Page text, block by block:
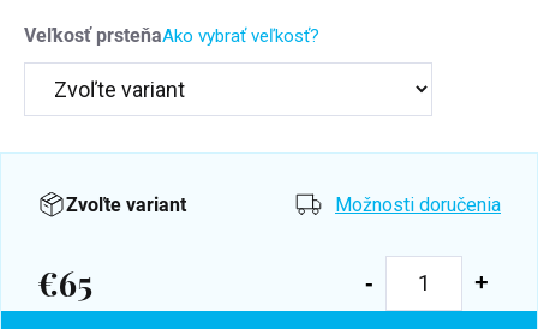
Veľkosť prsteňaAko vybrať veľkosť?
Zvoľte variant Možnosti doručenia
€65
Jednotková